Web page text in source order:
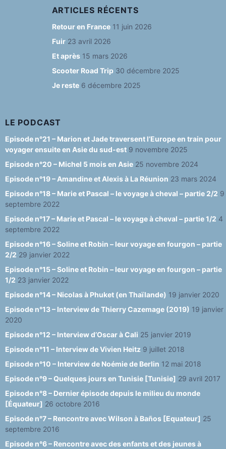
c
e
b
o
o
k
a
g
ra
m
e
s
y
T
e
n
n
el
ARTICLES RÉCENTS
Retour en France 11 juin 2026
Fuir 23 avril 2026
Et après 15 mars 2026
Scooter Road Trip 30 décembre 2025
Je reste 6 décembre 2025
LE PODCAST
Episode n°21 – Marion et Jade traversent l’Europe en train pour
voyager ensuite en Asie du sud-est 9 novembre 2025
Episode n°20 – Michel 5 mois en Asie 25 novembre 2024
Episode n°19 – Amandine et Alexis à La Réunion 23 mars 2024
Episode n°18 – Marie et Pascal – le voyage à cheval – partie 2/2 9
septembre 2022
Episode n°17 – Marie et Pascal – le voyage à cheval – partie 1/2 4
septembre 2022
Episode n°16 – Soline et Robin – leur voyage en fourgon – partie
2/2 29 janvier 2022
Episode n°15 – Soline et Robin – leur voyage en fourgon – partie
1/2 23 janvier 2022
Episode n°14 – Nicolas à Phuket (en Thaïlande) 19 janvier 2020
Episode n°13 – Interview de Thierry Cazemage (2019) 19 janvier
2020
Episode n°12 – Interview d’Oscar à Cali 25 janvier 2019
Episode n°11 – Interview de Vivien Heitz 9 juillet 2018
Episode n°10 – Interview de Noémie de Berlin 12 mai 2018
Episode n°9 – Quelques jours en Tunisie [Tunisie] 29 avril 2017
Episode n°8 – Dernier épisode depuis le milieu du monde
[Équateur] 26 octobre 2016
Episode n°7 – Rencontre avec Wilson à Baños [Equateur] 25
septembre 2016
Episode n°6 – Rencontre avec des enfants et des jeunes à